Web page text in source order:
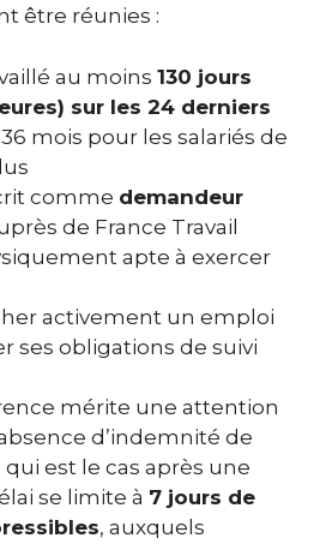
être réunies :
au moins130 jours
sur les 24 derniers
mois pour les salariés de
comme demandeur
de France Travail
apte à exercer
activement un emploi
ses obligations de suivi
mérite une attention
d’indemnité de
est le cas après une
se limite à 7 jours de
, auxquels